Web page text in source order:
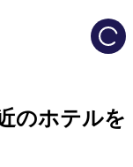
のホテルを